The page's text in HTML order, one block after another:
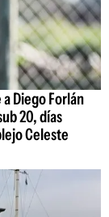
Diego Forlán
20, días
Celeste